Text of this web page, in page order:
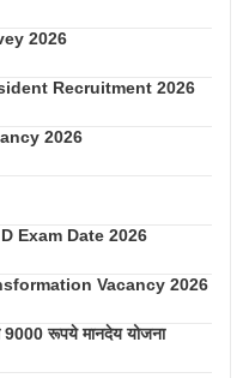
2026
Recruitment 2026
2026
Exam Date 2026
Vacancy 2026
रूपये मानदेय योजना